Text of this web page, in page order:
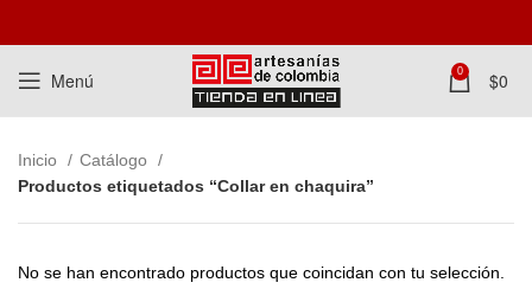
Menú 0 $0
Inicio
Catálogo
Productos etiquetados “Collar en chaquira”
No se han encontrado productos que coincidan con tu selección.